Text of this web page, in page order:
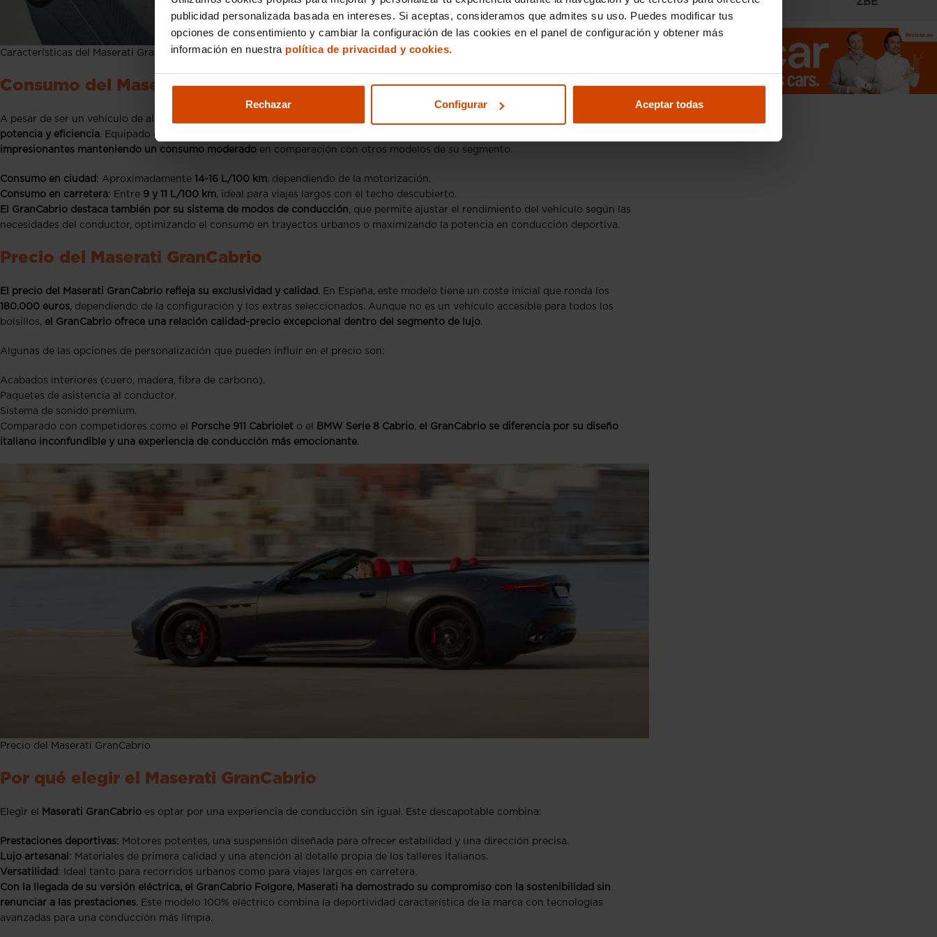
publicidad personalizada basada en intereses. Si aceptas, consideramos que admites su uso. Puedes modificar tus
opciones de consentimiento y cambiar la configuración de las cookies en el panel de configuración y obtener más
información en nuestra política de privacidad y cookies.
Rechazar Configurar Aceptar todas
Características del Maserati GranCabrio
Consumo del Maserati GranCabrio
A pesar de ser un vehículo de alto rendimiento,
potencia y eficiencia. Equipado con un motor V6 o V8 (según la versión), este descapotable
impresionantes manteniendo un consumo moderado en comparación con otros modelos de su segmento.
Consumo en ciudad : Aproximadamente 14-16 L/100 km, dependiendo de la motorización.
Consumo en carretera: Entre 9 y 11 L/100 km, ideal para viajes largos con el techo descubierto.
El GranCabrio destaca también por su sistema de modos de conducción, que permite ajustar el rendimiento del vehículo según las
necesidades del conductor, optimizando el consumo en trayectos urbanos o maximizando la potencia en conducción deportiva.
Precio del Maserati GranCabrio
El precio del Maserati GranCabrio refleja su exclusividad y calidad . En España, este modelo tiene un coste inicial que ronda los
180.000 euros, dependiendo de la configuración y los extras seleccionados. Aunque no es un vehículo accesible para todos los
bolsillos, el GranCabrio ofrece una relación calidad-precio excepcional dentro del segmento de lujo.
Algunas de las opciones de personalización que pueden influir en el precio son:
Acabados interiores (cuero, madera, fibra de carbono).
Paquetes de asistencia al conductor.
Sistema de sonido premium.
Comparado con competidores como el
Porsche 911 Cabriolet o el BMW Serie 8 Cabrio, el GranCabrio se diferencia por su diseño
italiano inconfundible y una experiencia de conducción más emocionante.
Precio del Maserati GranCabrio
Por qué elegir el Maserati GranCabrio
Elegir el Maserati GranCabrio es optar por una experiencia de conducción sin igual. Este descapotable combina:
Prestaciones deportivas: Motores potentes, una suspensión diseñada para ofrecer estabilidad y una dirección precisa.
Lujo artesanal : Materiales de primera calidad y una atención al detalle propia de los talleres italianos.
Versatilidad : Ideal tanto para recorridos urbanos como para viajes largos en carretera.
Con la llegada de su versión eléctrica, el GranCabrio Folgore, Maserati ha demostrado su compromiso con la sostenibilidad sin
renunciar a las prestaciones. Este modelo 100% eléctrico combina la deportividad característica de la marca con tecnologías
avanzadas para una conducción más limpia.